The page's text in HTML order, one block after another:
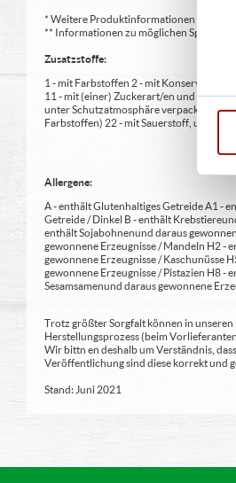
* Weitere Produktinformationen zu
** Informationen zu möglichen Spuren
Zusatzstoffe:
1 - mit Farbstoffen 2 - mit
11 - mit (einer) Zuckerart/en und
unter Schutzatmosphäre verpackt 16 -
Farbstoffen) 22 - mit Sauerstoff, unter
Allergene:
A - enthält Glutenhaltiges Getreide A1 -
Getreide / Dinkel B - enthält Krebstiere
enthält Sojabohnen und daraus
gewonnene Erzeugnisse / Mandeln H2 -
gewonnene Erzeugnisse / Kaschunüsse
gewonnene Erzeugnisse / Pistazien H8 -
Sesamsamen und daraus gewonnene
Trotz größter Sorgfalt können in
Herstellungsprozess (beim
Wir bittn en deshalb um Verständnis,
Veröffentlichung sind diese korrekt und
Stand: Juni 2021